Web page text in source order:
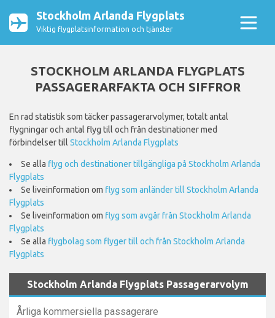
Stockholm Arlanda Flygplats
Viktig flygplatsinformation och tjänster
STOCKHOLM ARLANDA FLYGPLATS
PASSAGERARFAKTA OCH SIFFROR
En rad statistik som täcker passagerarvolymer, totalt antal
flygningar och antal flyg till och från destinationer med
förbindelser till Stockholm Arlanda Flygplats
Se alla flyg och destinationer tillgängliga på Stockholm Arlanda
Flygplats
Se liveinformation om flyg som anländer till Stockholm Arlanda
Flygplats
Se liveinformation om flyg som avgår från Stockholm Arlanda
Flygplats
Se alla flygbolag som flyger till och från Stockholm Arlanda
Flygplats
Stockholm Arlanda Flygplats Passagerarvolym
Årliga kommersiella passagerare